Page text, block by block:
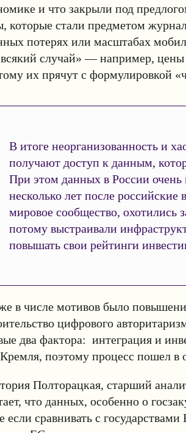
и что закрыли под
которые стали предметом
потерях или масштабах
случай» — например,
их прячут с формулировкой
В итоге неорганизованность и
получают доступ к данным,
При этом данных в России
несколько лет после российские
мировое сообщество,
потому выстраивали
повышать свои рейтинги
в числе мотивов было
цифрового
два фактора: интеграция и
поэтому процесс пошел в
Полторацкая, старший
что данных, особенно о
если сравнивать с